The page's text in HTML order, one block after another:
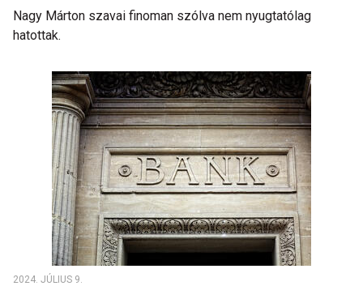
Nagy Márton szavai finoman szólva nem nyugtatólag
hatottak.
2024. JÚLIUS 9.